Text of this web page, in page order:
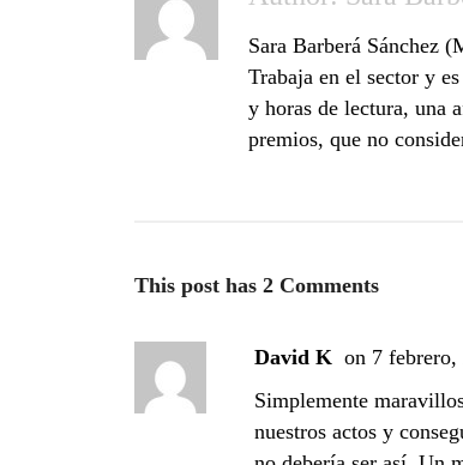
Sara Barberá Sánchez
Trabaja en el sector y
y horas de lectura, una
premios, que no
This post has 2 Comments
David K on 7
Simplemente
nuestros actos y